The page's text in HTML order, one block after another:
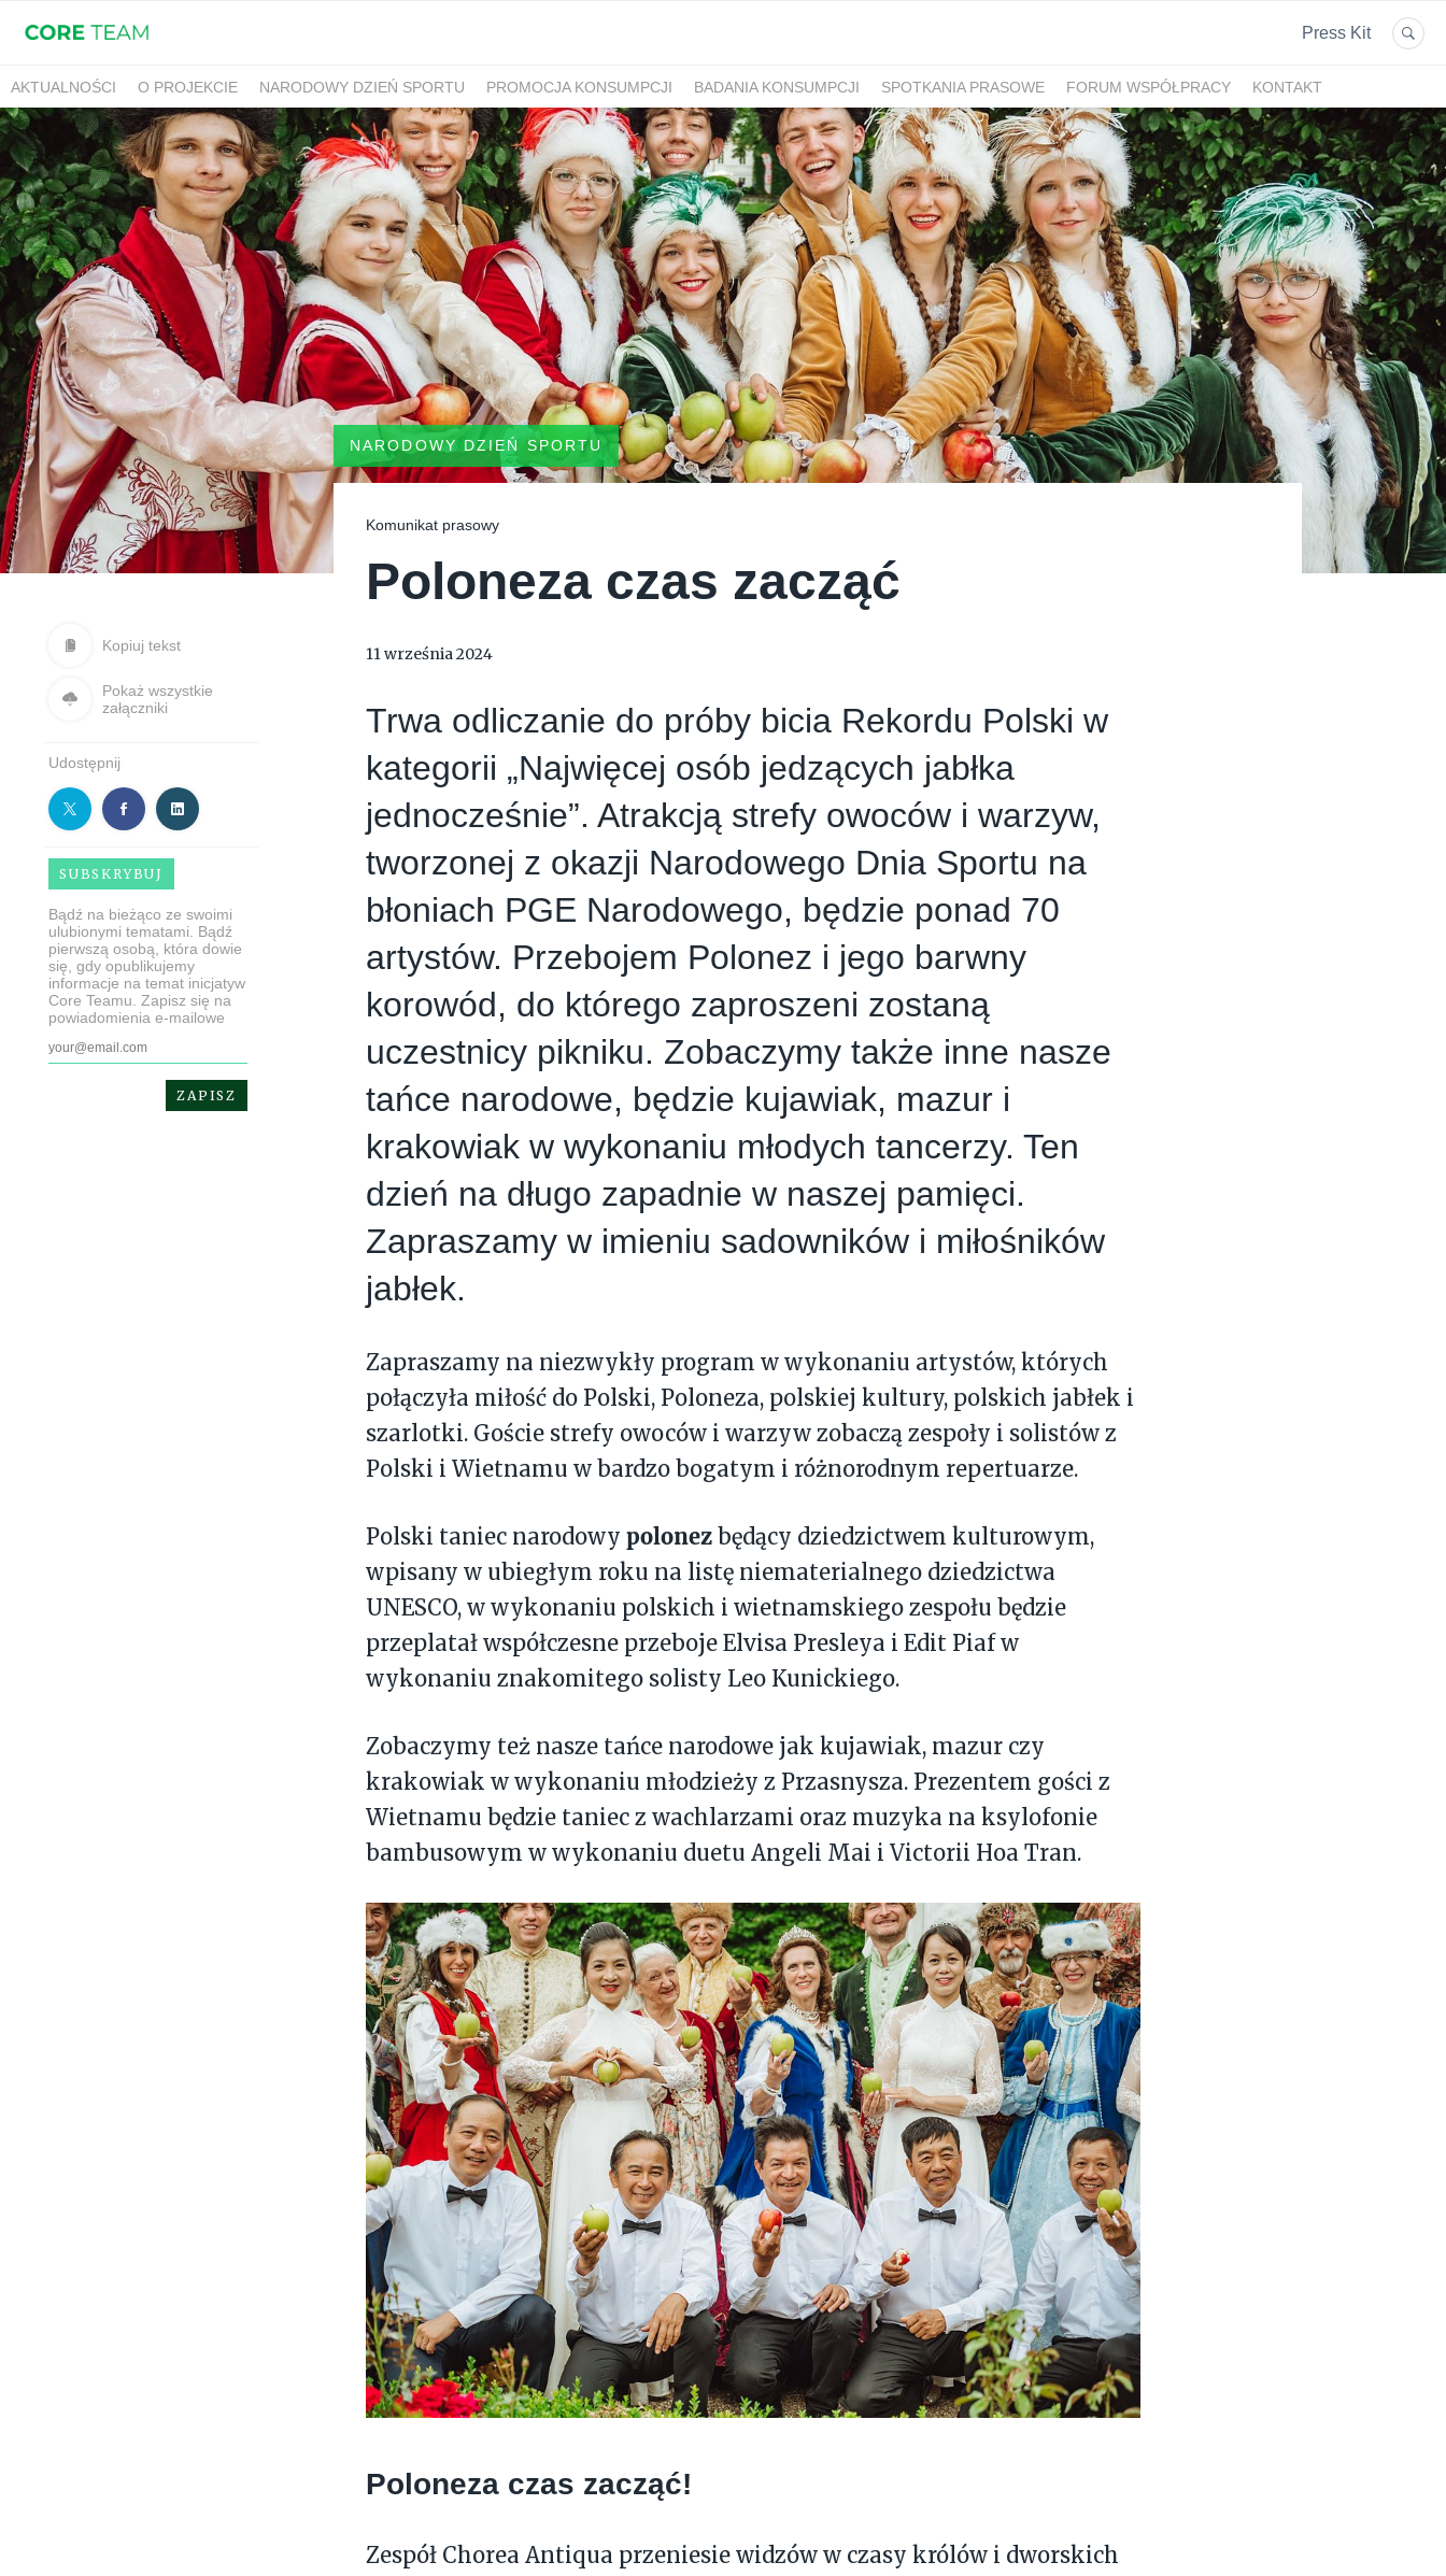
Press Kit
AKTUALNOŚCI O PROJEKCIE NARODOWY DZIEŃ SPORTU PROMOCJA KONSUMPCJI BADANIA KONSUMPCJI SPOTKANIA PRASOWE FORUM WSPÓŁPRACY KONTAKT
Kopiuj tekst
Pokaż wszystkie
załączniki
Udostępnij
SUBSKRYBUJ
Bądź na bieżąco ze swoimi
ulubionymi tematami. Bądź
pierwszą osobą, która dowie
się, gdy opublikujemy
informacje na temat inicjatyw
Core Teamu. Zapisz się na
powiadomienia e-mailowe
NARODOWY DZIEŃ SPORTU
Komunikat prasowy
Poloneza czas zacząć
11 września 2024
Trwa odliczanie do próby bicia Rekordu Polski w
kategorii „Najwięcej osób jedzących jabłka
jednocześnie”. Atrakcją strefy owoców i warzyw,
tworzonej z okazji Narodowego Dnia Sportu na
błoniach PGE Narodowego, będzie ponad 70
artystów. Przebojem Polonez i jego barwny
korowód, do którego zaproszeni zostaną
uczestnicy pikniku. Zobaczymy także inne nasze
tańce narodowe, będzie kujawiak, mazur i
krakowiak w wykonaniu młodych tancerzy. Ten
dzień na długo zapadnie w naszej pamięci.
Zapraszamy w imieniu sadowników i miłośników
jabłek.
Zapraszamy na niezwykły program w wykonaniu artystów, których
połączyła miłość do Polski, Poloneza, polskiej kultury, polskich jabłek i
szarlotki. Goście strefy owoców i warzyw zobaczą zespoły i solistów z
Polski i Wietnamu w bardzo bogatym i różnorodnym repertuarze.
Polski taniec narodowy polonez będący dziedzictwem kulturowym,
wpisany w ubiegłym roku na listę niematerialnego dziedzictwa
UNESCO, w wykonaniu polskich i wietnamskiego zespołu będzie
przeplatał współczesne przeboje Elvisa Presleya i Edit Piaf w
wykonaniu znakomitego solisty Leo Kunickiego.
Zobaczymy też nasze tańce narodowe jak kujawiak, mazur czy
krakowiak w wykonaniu młodzieży z Przasnysza. Prezentem gości z
Wietnamu będzie taniec z wachlarzami oraz muzyka na ksylofonie
bambusowym w wykonaniu duetu Angeli Mai i Victorii Hoa Tran.
Poloneza czas zacząć!
Zespół Chorea Antiqua przeniesie widzów w czasy królów i dworskich